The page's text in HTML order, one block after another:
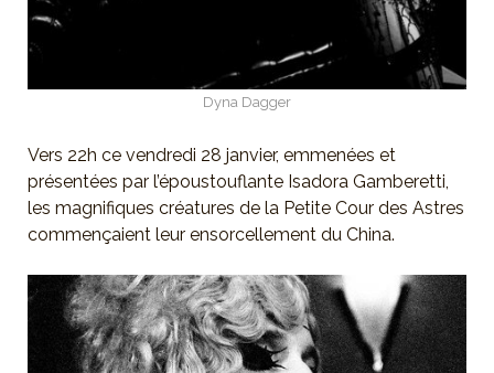
Dyna Dagger
Vers 22h ce vendredi 28 janvier, emmenées et
présentées par l’époustouflante Isadora Gamberetti,
les magnifiques créatures de la Petite Cour des Astres
commençaient leur ensorcellement du China.